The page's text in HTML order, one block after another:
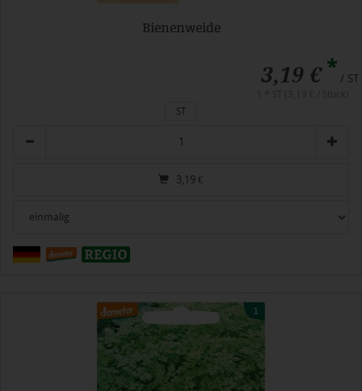
Bienenweide
3,19 €* / ST
ST
3,19 €